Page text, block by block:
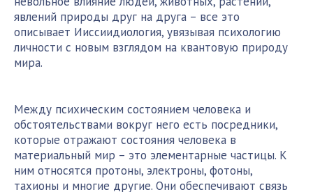
явлений природы друг на друга – все это
описывает Ииссиидиология, увязывая психологию
личности с новым взглядом на квантовую природу
мира.
Между психическим состоянием человека и
обстоятельствами вокруг него есть посредники,
которые отражают состояния человека в
материальный мир – это элементарные частицы. К
ним относятся протоны, электроны, фотоны,
тахионы и многие другие. Они обеспечивают связь